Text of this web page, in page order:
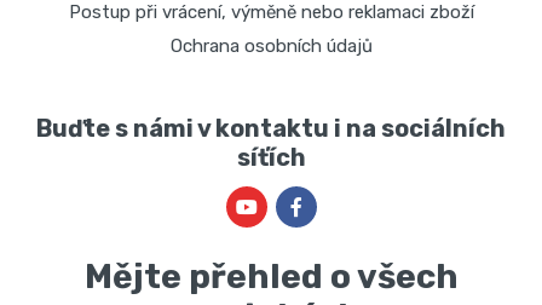
Postup při vrácení, výměně nebo reklamaci zboží
Ochrana osobních údajů
Buďte s námi v kontaktu i na sociálních
síťích
Mějte přehled o všech